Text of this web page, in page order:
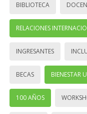
BIBLIOTECA
RELACIONES
INGRESANTES
BECAS BIENESTAR
100 AÑOS